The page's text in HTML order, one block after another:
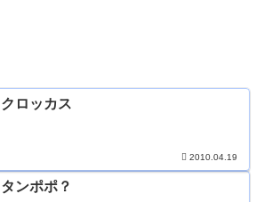
クロッカス
2010.04.19
タンポポ？